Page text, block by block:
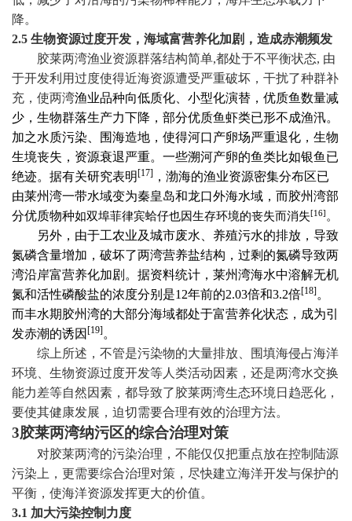
降。
2.5 生物资源过度开发，海域富营养化加剧，造成赤潮频发
胶莱两湾渔业资源群落结构简单,都处于不平衡状态, 由
于开发利用过度使得近海资源遭受严重破坏，干扰了种群补
充，使两湾渔业品种向低质化、小型化演替，优质鱼数量减
少，生物群落生产力下降，部分优质鱼虾类已形不成渔汛。
加之水质污染、围海造地，使得河口产卵场严重退化，生物
生境丧失，资源衰退严重。一些溯河产卵的鱼类比如银鱼已
绝迹。据有关研究表明 [17] ，渤海的渔业资源密集分布区已
由莱州湾一带水域变为秦皇岛和龙口外海水域，而胶州湾部
分优质物种如双埠菲律宾蛤仔也因生存环境的丧失而消失[16] 。
另外，由于工农业及城市废水、养殖污水的排放，导致
氮磷含量增加，破坏了两湾营养盐结构，过剩的氮磷导致两
湾沿岸富营养化加剧。据资料统计，莱州湾海水中溶解无机
氮和活性磷酸盐的浓度分别是12年前的2.03倍和3.2倍[18] 。
而丰水期胶州湾的大部分海域都处于富营养化状态，成为引
发赤潮的诱因 [19] 。
综上所述，不管是污染物的大量排放、围填海侵占海洋
环境、生物资源过度开发等人类活动因素，还是两湾水交换
能力差等自然因素，都导致了胶莱两湾生态环境日趋恶化，
要使其健康发展，迫切需要合理有效的治理方法。
3胶莱两湾纳污区的综合治理对策
对胶莱两湾的污染治理，不能仅仅把重点放在控制陆源
污染上，更需要综合治理对策，尽快建立海洋开发与保护的
平衡，使海洋资源发挥更大的价值。
3.1 加大污染控制力度